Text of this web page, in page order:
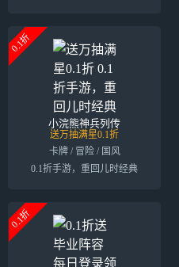
0.1折
小浣熊神兵列传
送万抽满星0.1折
卡牌 / 冒险 / 国风
0.1折手游，重回儿时经典
0.1折